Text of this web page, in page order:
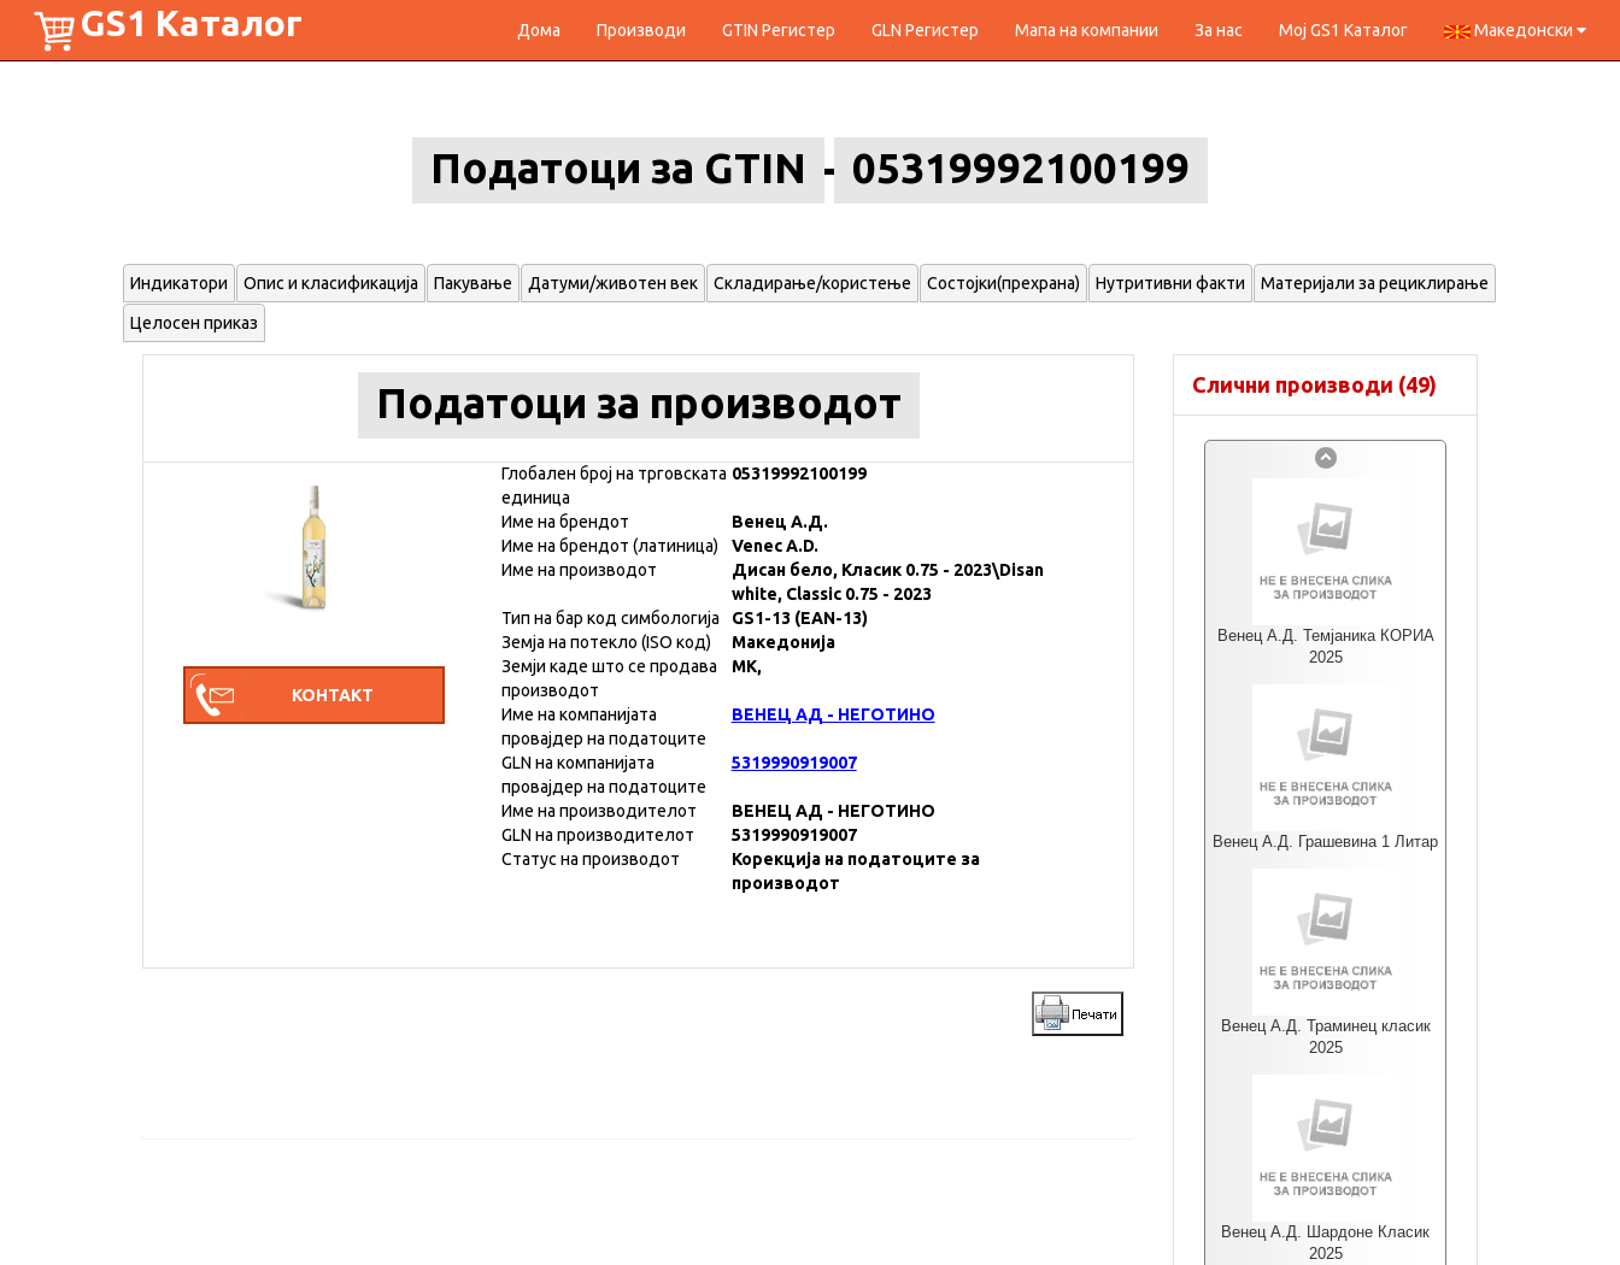
GS1 Каталог Дома Производи GTIN Регистер GLN Регистер Мапа на компании За нас Мој GS1 Каталог Македонски
Податоци за GTIN 05319992100199
Индикатори Опис и класификација Пакување Датуми/животен век Складирање/користење Состојки(прехрана) Нутритивни факти Материјали за рециклирање
Целосен приказ
Податоци за производот
Глобален број на трговската
единица
05319992100199
Име на брендот
Венец А.Д.
Име на брендот (латиница)
Venec A.D.
Име на производот
Дисан бело, Класик 0.75 - 2023\Disan
white, Classic 0.75 - 2023
Тип на бар код симбологија
GS1-13 (EAN-13)
Земја на потекло (ISO код)
Македонија
Земји каде што се продава
производот
MK,
Име на компанијата
провајдер на податоците
ВЕНЕЦ АД - НЕГОТИНО
GLN на компанијата
провајдер на податоците
5319990919007
Име на производителот
ВЕНЕЦ АД - НЕГОТИНО
GLN на производителот
5319990919007
Статус на производот
Корекција на податоците за
производот
Слични производи (49)
Венец А.Д. Темјаника КОРИА
2025
Венец А.Д. Грашевина 1 Литар
Венец А.Д. Траминец класик
2025
Венец А.Д. Шардоне Класик
2025